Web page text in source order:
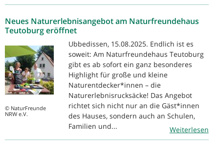
Neues Naturerlebnisangebot am Naturfreundehaus
Teutoburg eröffnet
© NaturFreunde
NRW e.V.
Ubbedissen, 15.08.2025. Endlich ist es
soweit: Am Naturfreundehaus Teutoburg
gibt es ab sofort ein ganz besonderes
Highlight für große und kleine
Naturentdecker*innen – die
Naturerlebnisrucksäcke! Das Angebot
richtet sich nicht nur an die Gäst*innen
des Hauses, sondern auch an Schulen,
Familien und...
Weiterlesen